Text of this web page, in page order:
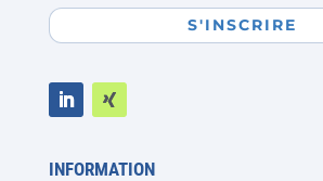
S'INSCRIRE
INFORMATION